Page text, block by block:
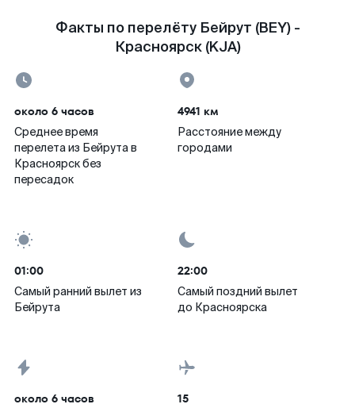
Факты по перелёту Бейрут (BEY) -
Красноярск (KJA)
около 6 часов
Среднее время
перелета из Бейрута в
Красноярск без
пересадок
4941 км
Расстояние между
городами
01:00
Самый ранний вылет из
Бейрута
22:00
Самый поздний вылет
до Красноярска
около 6 часов 15